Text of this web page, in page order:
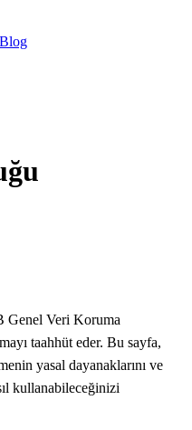
Blog
Genel Veri Koruma
taahhüt eder. Bu sayfa,
yasal dayanaklarını ve
kullanabileceğinizi